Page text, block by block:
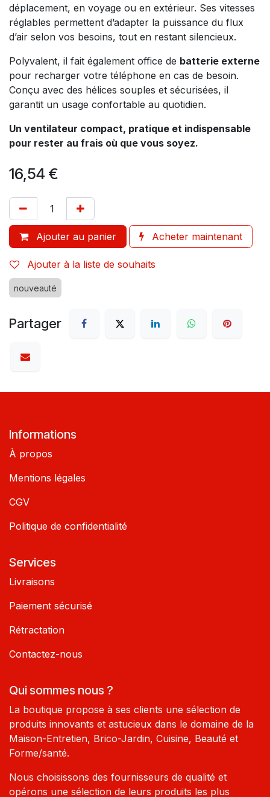
déplacement, en voyage ou en extérieur. Ses vitesses
réglables permettent d’adapter la puissance du flux
d’air selon vos besoins, tout en restant silencieux.
Polyvalent, il fait également office de batterie externe
pour recharger votre téléphone en cas de besoin.
Conçu avec des hélices souples et sécurisées, il
garantit un usage confortable au quotidien.
Un ventilateur compact, pratique et indispensable
pour rester au frais où que vous soyez.
16,54 €
Ajouter au panier Acheter maintenant
Ajouter à la liste de souhaits
nouveauté
Partager
Informations
À propos
Mentions légales
CGV
Politique de confidentialité
Services
Livraisons
Paiement sécurisé
Rétractation
Contactez-nous
Qui sommes nous ?
La boutique propose à ses clients une sélection de
produits innovants et astucieux dans le domaine de la
Maison-Entretien, Brico-Jardin, Cuisine, Beauté et
Forme/santé.
Nous choisissons des fournisseurs de qualité et
opérons une sélection de leurs produits les plus